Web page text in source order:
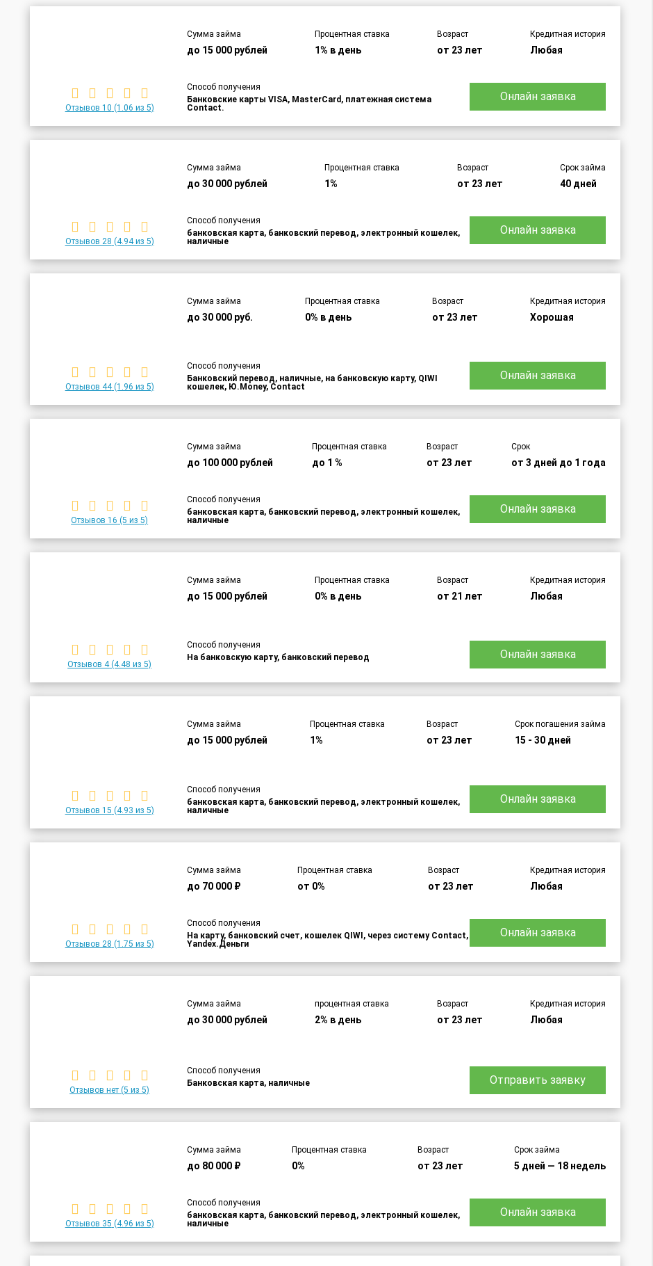
Отзывов 10 (1.06 из 5)
Сумма займа
до 15 000 рублей
Процентная ставка
1% в день
Возраст
от 23 лет
Кредитная история
Любая
Способ получения
Банковские карты VISA, MasterCard, платежная система
Contact.
Онлайн заявка
Отзывов 28 (4.94 из 5)
Сумма займа
до 30 000 рублей
Процентная ставка
1%
Возраст
от 23 лет
Срок займа
40 дней
Способ получения
банковская карта, банковский перевод, электронный кошелек,
наличные
Онлайн заявка
Отзывов 44(1.96 из 5)
Сумма займа
до 30 000 руб.
Процентная ставка
0% в день
Возраст
от 23 лет
Кредитная история
Хорошая
Способ получения
Банковский перевод, наличные, на банковскую карту, QIWI
кошелек, Ю.Money, Contact
Онлайн заявка
Отзывов 16 (5 из 5)
Сумма займа
до 100 000 рублей
Процентная ставка
до 1 %
Возраст
от 23 лет
Срок
от 3 дней до 1 года
Способ получения
банковская карта, банковский перевод, электронный кошелек,
наличные
Онлайн заявка
Отзывов 4(4.48 из 5)
Сумма займа
до 15 000 рублей
Процентная ставка
0% в день
Возраст
от 21 лет
Кредитная история
Любая
Способ получения
На банковскую карту, банковский перевод
Онлайн заявка
Отзывов 15 (4.93 из 5)
Сумма займа
до 15 000 рублей
Процентная ставка
1%
Возраст
от 23 лет
Срок погашения займа
15 - 30 дней
Способ получения
банковская карта, банковский перевод, электронный кошелек,
наличные
Онлайн заявка
Отзывов 28 (1.75 из 5)
Сумма займа
до 70 000 ₽
Процентная ставка
от 0%
Возраст
от 23 лет
Кредитная история
Любая
Способ получения
На карту, банковский счет, кошелек QIWI, через систему Contact,
Yandex.Деньги
Онлайн заявка
Отзывов нет (5 из 5)
Сумма займа
до 30 000 рублей
процентная ставка
2% в день
Возраст
от 23 лет
Кредитная история
Любая
Способ получения
Банковская карта, наличные
Отправить заявку
Отзывов 35 (4.96 из 5)
Сумма займа
до 80 000 ₽
Процентная ставка
0%
Возраст
от 23 лет
Срок займа
5 дней — 18 недель
Способ получения
банковская карта, банковский перевод, электронный кошелек,
наличные
Онлайн заявка